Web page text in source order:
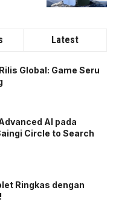
Latest
Global: Game Seru
AI pada
Circle to Search
Ringkas dengan